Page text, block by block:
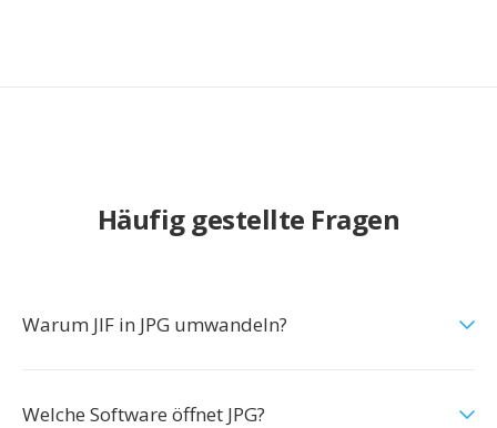
Häufig gestellte Fragen
Warum JIF in JPG umwandeln?
Welche Software öffnet JPG?